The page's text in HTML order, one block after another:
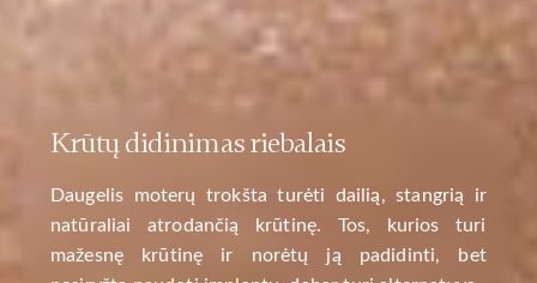
Krūtų didinimas riebalais
Daugelis moterų trokšta turėti dailią, stangrią ir
natūraliai atrodančią krūtinę. Tos, kurios turi
mažesnę krūtinę ir norėtų ją padidinti, bet